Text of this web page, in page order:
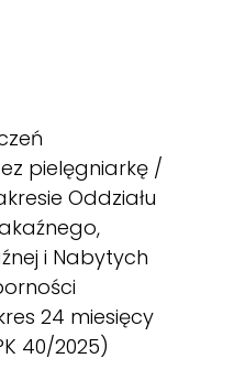
pielęgniarkę /
Oddziału
i Nabytych
24 miesięcy
40/2025)